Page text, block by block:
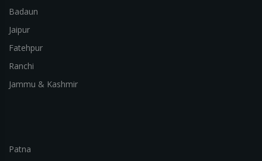
Badaun
Jaipur
Fatehpur
Ranchi
Jammu & Kashmir
Patna